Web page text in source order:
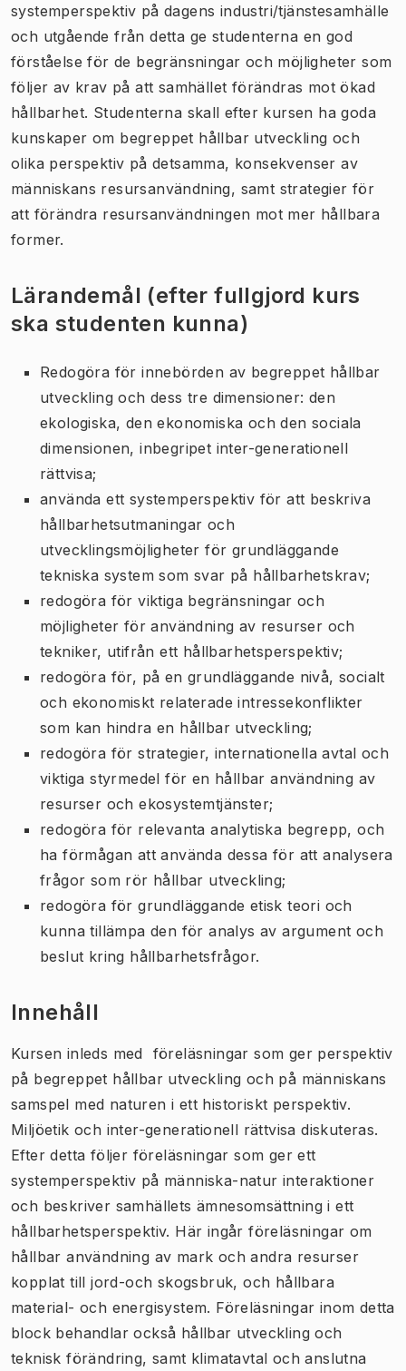
systemperspektiv på dagens industri/tjänstesamhälle
och utgående från detta ge studenterna en god
förståelse för de begränsningar och möjligheter som
följer av krav på att samhället förändras mot ökad
hållbarhet. Studenterna skall efter kursen ha goda
kunskaper om begreppet hållbar utveckling och
olika perspektiv på detsamma, konsekvenser av
människans resursanvändning, samt strategier för
att förändra resursanvändningen mot mer hållbara
former.
Lärandemål (efter fullgjord kurs
ska studenten kunna)
Redogöra för innebörden av begreppet hållbar
utveckling och dess tre dimensioner: den
ekologiska, den ekonomiska och den sociala
dimensionen, inbegripet inter-generationell
rättvisa;
använda ett systemperspektiv för att beskriva
hållbarhetsutmaningar och
utvecklingsmöjligheter för grundläggande
tekniska system som svar på hållbarhetskrav;
redogöra för viktiga begränsningar och
möjligheter för användning av resurser och
tekniker, utifrån ett hållbarhetsperspektiv;
redogöra för, på en grundläggande nivå, socialt
och ekonomiskt relaterade intressekonflikter
som kan hindra en hållbar utveckling;
redogöra för strategier, internationella avtal och
viktiga styrmedel för en hållbar användning av
resurser och ekosystemtjänster;
redogöra för relevanta analytiska begrepp, och
ha förmågan att använda dessa för att analysera
frågor som rör hållbar utveckling;
redogöra för grundläggande etisk teori och
kunna tillämpa den för analys av argument och
beslut kring hållbarhetsfrågor.
Innehåll
Kursen inleds med föreläsningar som ger perspektiv
på begreppet hållbar utveckling och på människans
samspel med naturen i ett historiskt perspektiv.
Miljöetik och inter-generationell rättvisa diskuteras.
Efter detta följer föreläsningar som ger ett
systemperspektiv på människa-natur interaktioner
och beskriver samhällets ämnesomsättning i ett
hållbarhetsperspektiv. Här ingår föreläsningar om
hållbar användning av mark och andra resurser
kopplat till jord-och skogsbruk, och hållbara
material- och energisystem. Föreläsningar inom detta
block behandlar också hållbar utveckling och
teknisk förändring, samt klimatavtal och anslutna